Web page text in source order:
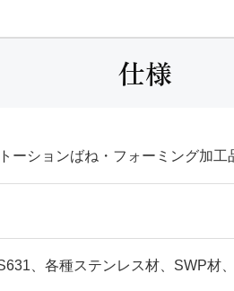
仕様
ーションばね・フォーミング加工
、各種ステンレス材、SWP材